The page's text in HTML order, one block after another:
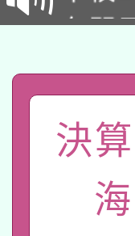
次招
有關
答一
有關
人員
心
本校
招
適
本
決